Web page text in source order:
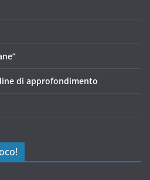
di approfondimento